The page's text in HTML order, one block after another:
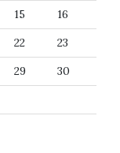
15
16
22
23
29
30